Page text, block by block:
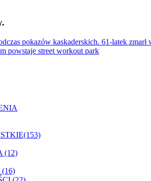
pokazów kaskaderskich. 61-latek zmarł
powstaje street workout park
(12)